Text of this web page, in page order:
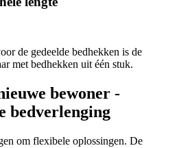
de gedeelde bedhekken is de
met bedhekken uit één stuk.
bewoner -
bedverlenging
om flexibele oplossingen. De